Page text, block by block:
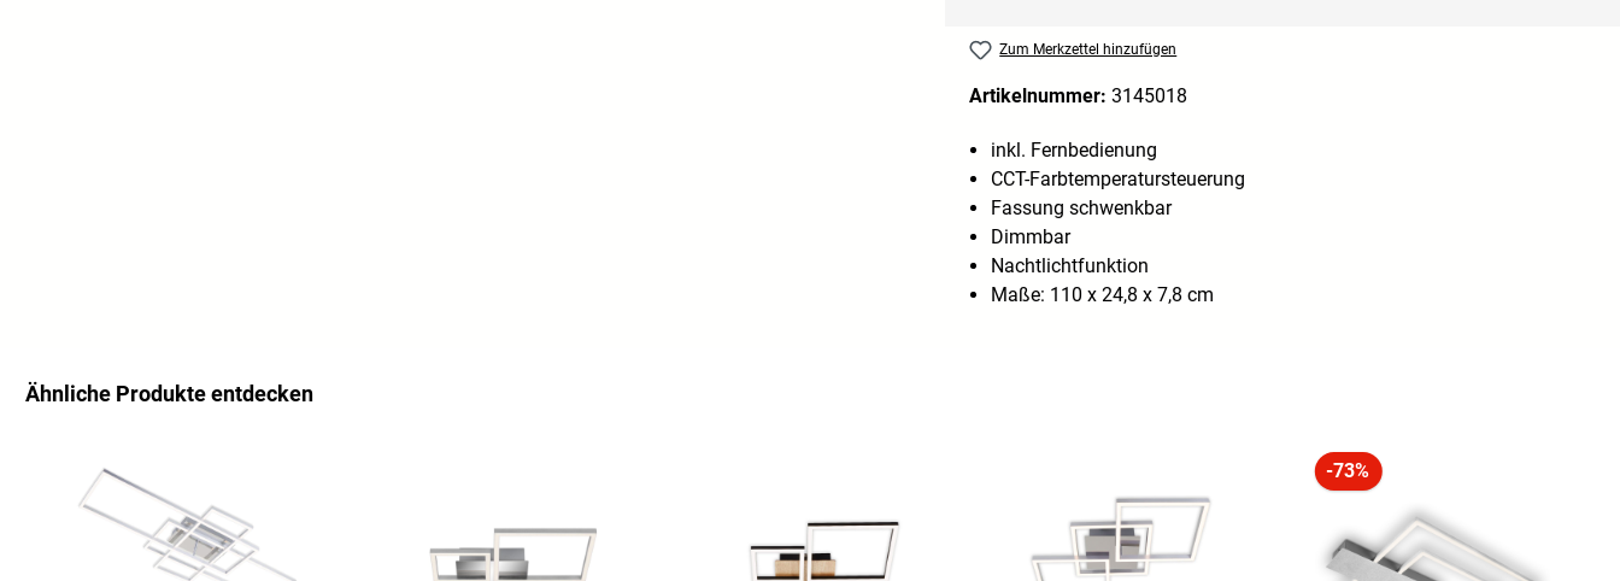
Zum Merkzettel hinzufügen
Artikelnummer: 3145018
inkl. Fernbedienung
CCT-Farbtemperatursteuerung
Fassung schwenkbar
Dimmbar
Nachtlichtfunktion
Maße: 110 x 24,8 x 7,8 cm
Ähnliche Produkte entdecken
-73%